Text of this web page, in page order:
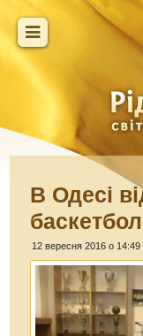
В Одесі
12 вересня 2016 о 14:49